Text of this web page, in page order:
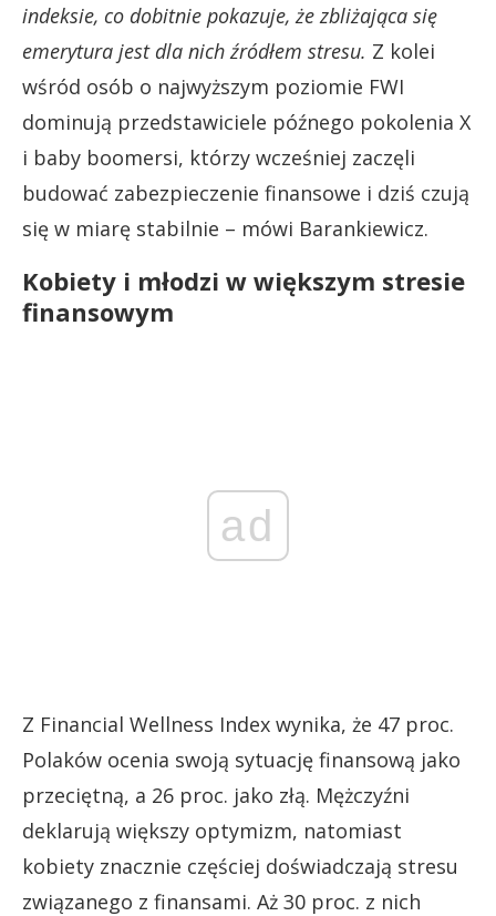
indeksie, co dobitnie pokazuje, że zbliżająca się
emerytura jest dla nich źródłem stresu. Z kolei
wśród osób o najwyższym poziomie FWI
dominują przedstawiciele późnego pokolenia X
i baby boomersi, którzy wcześniej zaczęli
budować zabezpieczenie finansowe i dziś czują
się w miarę stabilnie – mówi Barankiewicz.
Kobiety i młodzi w większym stresie
finansowym
ad
Z Financial Wellness Index wynika, że 47 proc.
Polaków ocenia swoją sytuację finansową jako
przeciętną, a 26 proc. jako złą. Mężczyźni
deklarują większy optymizm, natomiast
kobiety znacznie częściej doświadczają stresu
związanego z finansami. Aż 30 proc. z nich